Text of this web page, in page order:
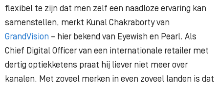
flexibel te zijn dat men zelf een naadloze ervaring kan
samenstellen, merkt Kunal Chakraborty van
GrandVision – hier bekend van Eyewish en Pearl. Als
Chief Digital Officer van een internationale retailer met
dertig optiekketens praat hij liever niet meer over
kanalen. Met zoveel merken in even zoveel landen is dat